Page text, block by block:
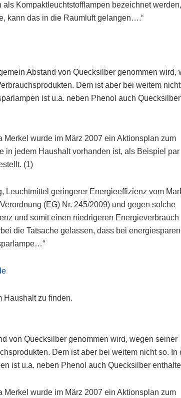
Kompaktleuchtstofflampen bezeichnet werden,
kann das in die Raumluft gelangen….“
Abstand von Quecksilber genommen wird,
Dem ist aber bei weitem
ist u.a. neben Phenol auch Quecksilber
wurde im März 2007 ein Aktionsplan zum
in jedem Haushalt vorhanden ist, als Beispiel par
(1)
Leuchtmittel geringerer Energieeffizienz vom
(EG) Nr. 245/2009) und gegen solche
und somit einen niedrigeren Energieverbrauch
die Tatsache gelassen, dass bei
Haushalt zu finden.
von Quecksilber genommen wird, wegen seiner
Dem ist aber bei weitem nicht so. In
ist u.a. neben Phenol auch Quecksilber
wurde im März 2007 ein Aktionsplan zum